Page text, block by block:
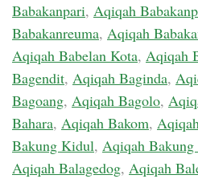
Babakanpari, Aqiqah
Babakanreuma, Aqiqah
Aqiqah Babelan Kota, Aqiqah
Bagendit, Aqiqah Baginda,
Bagoang, Aqiqah Bagolo,
Bahara, Aqiqah Bakom,
Bakung Kidul, Aqiqah
Aqiqah Balagedog, Aqiqah